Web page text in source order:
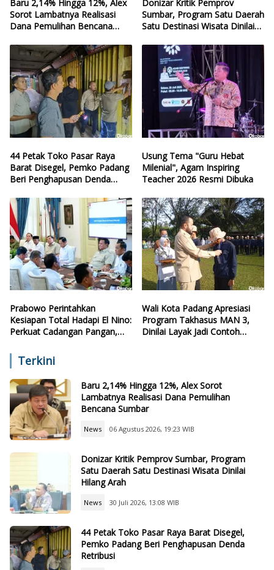
Baru 2,14% Hingga 12%, Alex
Sorot Lambatnya Realisasi
Dana Pemulihan Bencana
Donizar Kritik Pemprov
Sumbar, Program Satu Daerah
Satu Destinasi Wisata Dinilai
44 Petak Toko Pasar Raya
Barat Disegel, Pemko Padang
Beri Penghapusan Denda
Usung Tema "Guru Hebat
Milenial", Agam Inspiring
Teacher 2026 Resmi Dibuka
Prabowo Perintahkan
Kesiapan Total Hadapi El Nino:
Perkuat Cadangan Pangan,
Wali Kota Padang Apresiasi
Program Takhasus MAN 3,
Dinilai Layak Jadi Contoh
Terkini
Baru 2,14% Hingga 12%, Alex Sorot
Lambatnya Realisasi Dana Pemulihan
Bencana Sumbar
News 06 Agustus 2026, 19:23 WIB
Donizar Kritik Pemprov Sumbar, Program
Satu Daerah Satu Destinasi Wisata Dinilai
Hilang Arah
News 30 Juli 2026, 13:08 WIB
44 Petak Toko Pasar Raya Barat Disegel,
Pemko Padang Beri Penghapusan Denda
Retribusi